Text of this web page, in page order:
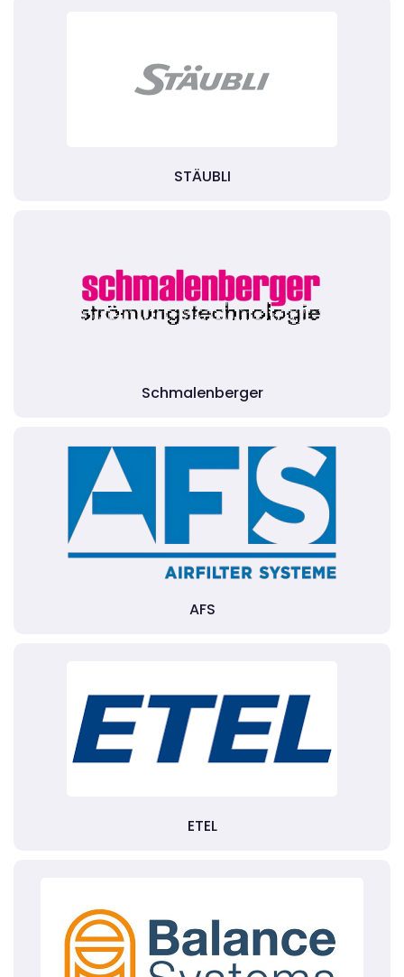
STÄUBLI
Schmalenberger
AFS
ETEL